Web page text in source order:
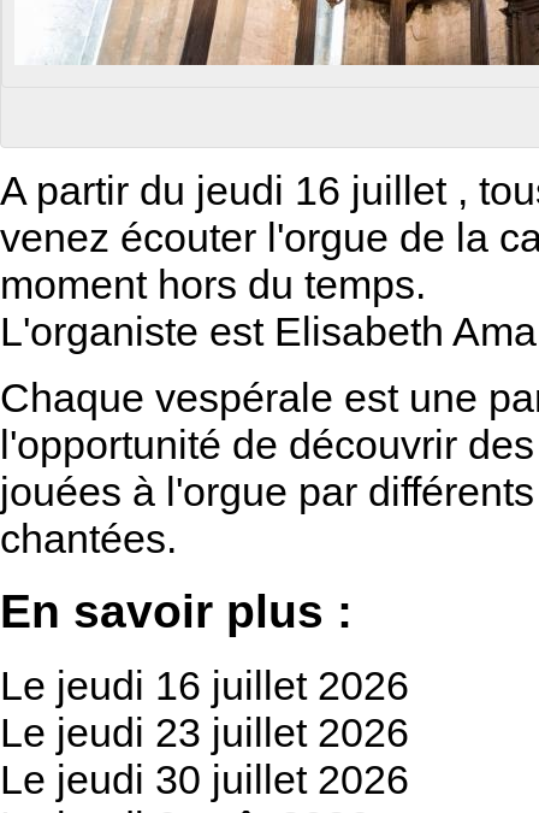
A partir du jeudi 16 juillet ,
venez écouter l'orgue de la
moment hors du temps.
L'organiste est Elisabeth
Chaque vespérale est une
l'opportunité de découvrir
jouées à l'orgue par
chantées.
En savoir plus :
Le jeudi 16 juillet 2026
Le jeudi 23 juillet 2026
Le jeudi 30 juillet 2026